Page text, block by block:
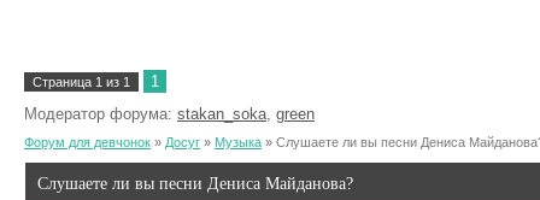
Страница 1 из 1
1
Модератор форума: stakan_soka, green
Форум для девчонок » Досуг » Музыка » Слушаете ли вы песни Дениса
Слушаете ли вы песни Дениса Майданова?